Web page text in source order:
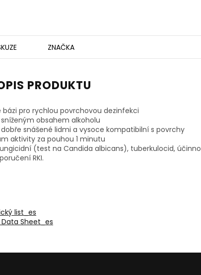
ZNAČKA
PRODUKTU
bázi pro rychlou povrchovou dezinfekci
obsahem alkoholu
snášené lidmi a vysoce kompatibilní s povrchy
aktivity za pouhou 1 minutu
(test na Candida albicans), tuberkulocid,
RKI.
list_es
Sheet_es